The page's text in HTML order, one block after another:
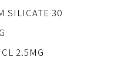
SILICATE 30
2.5MG